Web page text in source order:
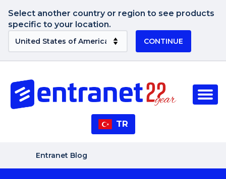
Select another country or region to see products
specific to your location.
CONTINUE
TR
Entranet Blog